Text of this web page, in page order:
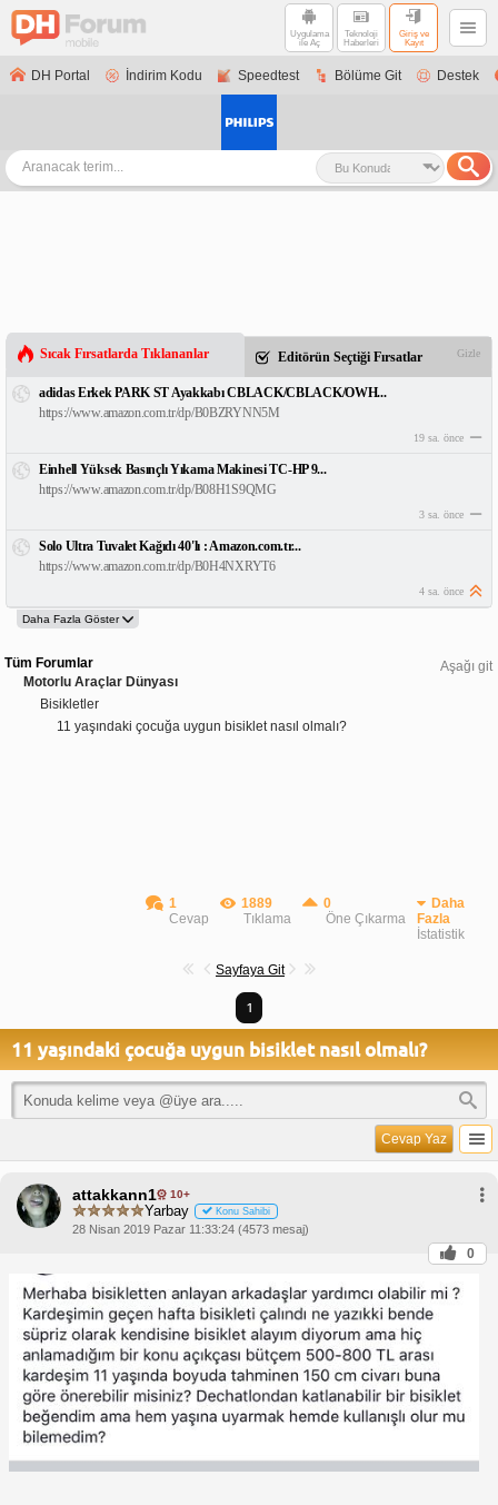
Uygulama
ile Aç
Teknoloji
Haberleri
Giriş ve
Kayıt
DH Portal İndirim Kodu Speedtest Bölüme Git Destek
Sıcak Fırsatlarda Tıklananlar Editörün Seçtiği Fırsatlar Gizle
adidas Erkek PARK ST Ayakkabı CBLACK/CBLACK/OWH...
https://www.amazon.com.tr/dp/B0BZRYNN5M
19 sa. önce
Einhell Yüksek Basınçlı Yıkama Makinesi TC-HP 9...
https://www.amazon.com.tr/dp/B08H1S9QMG
3 sa. önce
Solo Ultra Tuvalet Kağıdı 40'lı : Amazon.com.tr...
https://www.amazon.com.tr/dp/B0H4NXRYT6
4 sa. önce
Aşağı git
Tüm Forumlar
Motorlu Araçlar Dünyası
Bisikletler
11 yaşındaki çocuğa uygun bisiklet nasıl olmalı?
1
Cevap
1889
Tıklama
0
Öne Çıkarma
Daha
Fazla
İstatistik
Sayfaya Git
1
11 yaşındaki çocuğa uygun bisiklet nasıl olmalı?
Cevap Yaz
attakkann1 10+
Yarbay Konu Sahibi
28 Nisan 2019 Pazar 11:33:24 (4573 mesaj)
0